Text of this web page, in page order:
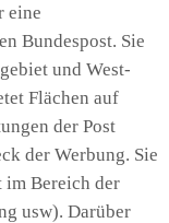
eine
Bundespost. Sie
und West-
Flächen auf
der Post
der Werbung. Sie
im Bereich der
usw). Darüber